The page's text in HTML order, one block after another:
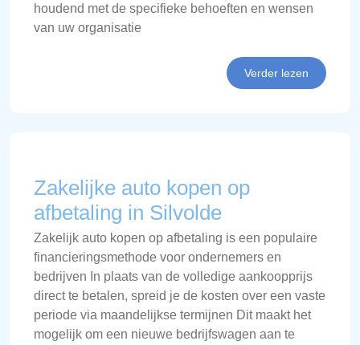
houdend met de specifieke behoeften en wensen
van uw organisatie
Verder lezen
Zakelijke auto kopen op
afbetaling in Silvolde
Zakelijk auto kopen op afbetaling is een populaire
financieringsmethode voor ondernemers en
bedrijven In plaats van de volledige aankoopprijs
direct te betalen, spreid je de kosten over een vaste
periode via maandelijkse termijnen Dit maakt het
mogelijk om een nieuwe bedrijfswagen aan te